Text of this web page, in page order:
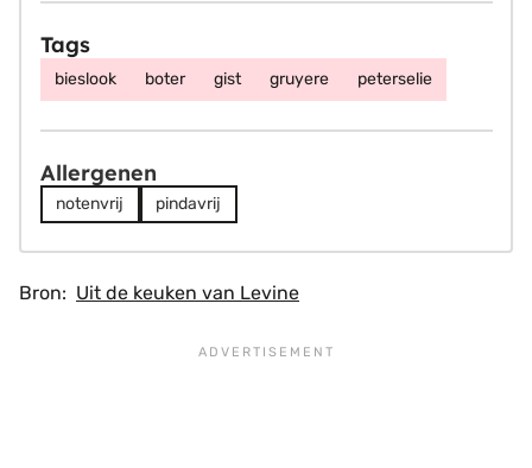
Tags
bieslook boter gist gruyere peterselie
Allergenen
notenvrij pindavrij
Bron: Uit de keuken van Levine